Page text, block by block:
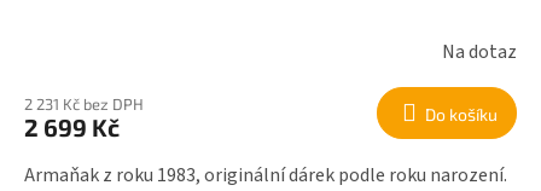
Na dotaz
2 231 Kč bez DPH
2 699 Kč Do košíku
Armaňak z roku 1983, originální dárek podle roku narození.